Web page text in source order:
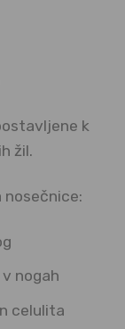
k
žil.
nosečnice:
nogah
celulita